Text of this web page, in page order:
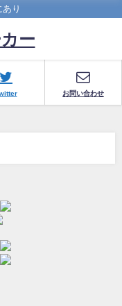
り
ー
お問い合わせ